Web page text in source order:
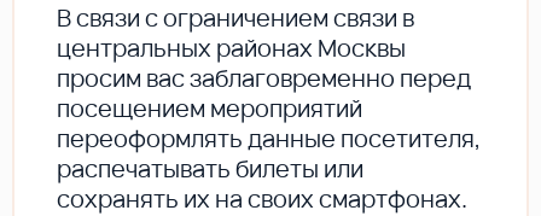
В cвязи с ограничением связи в
центральных районах Москвы
просим вас заблаговременно перед
посещением мероприятий
переоформлять данные посетителя,
распечатывать билеты или
сохранять их на своих смартфонах.